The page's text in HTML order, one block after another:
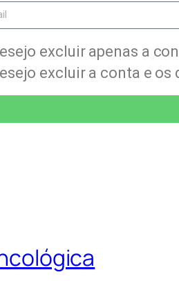
excluir apenas a
excluir a conta e os